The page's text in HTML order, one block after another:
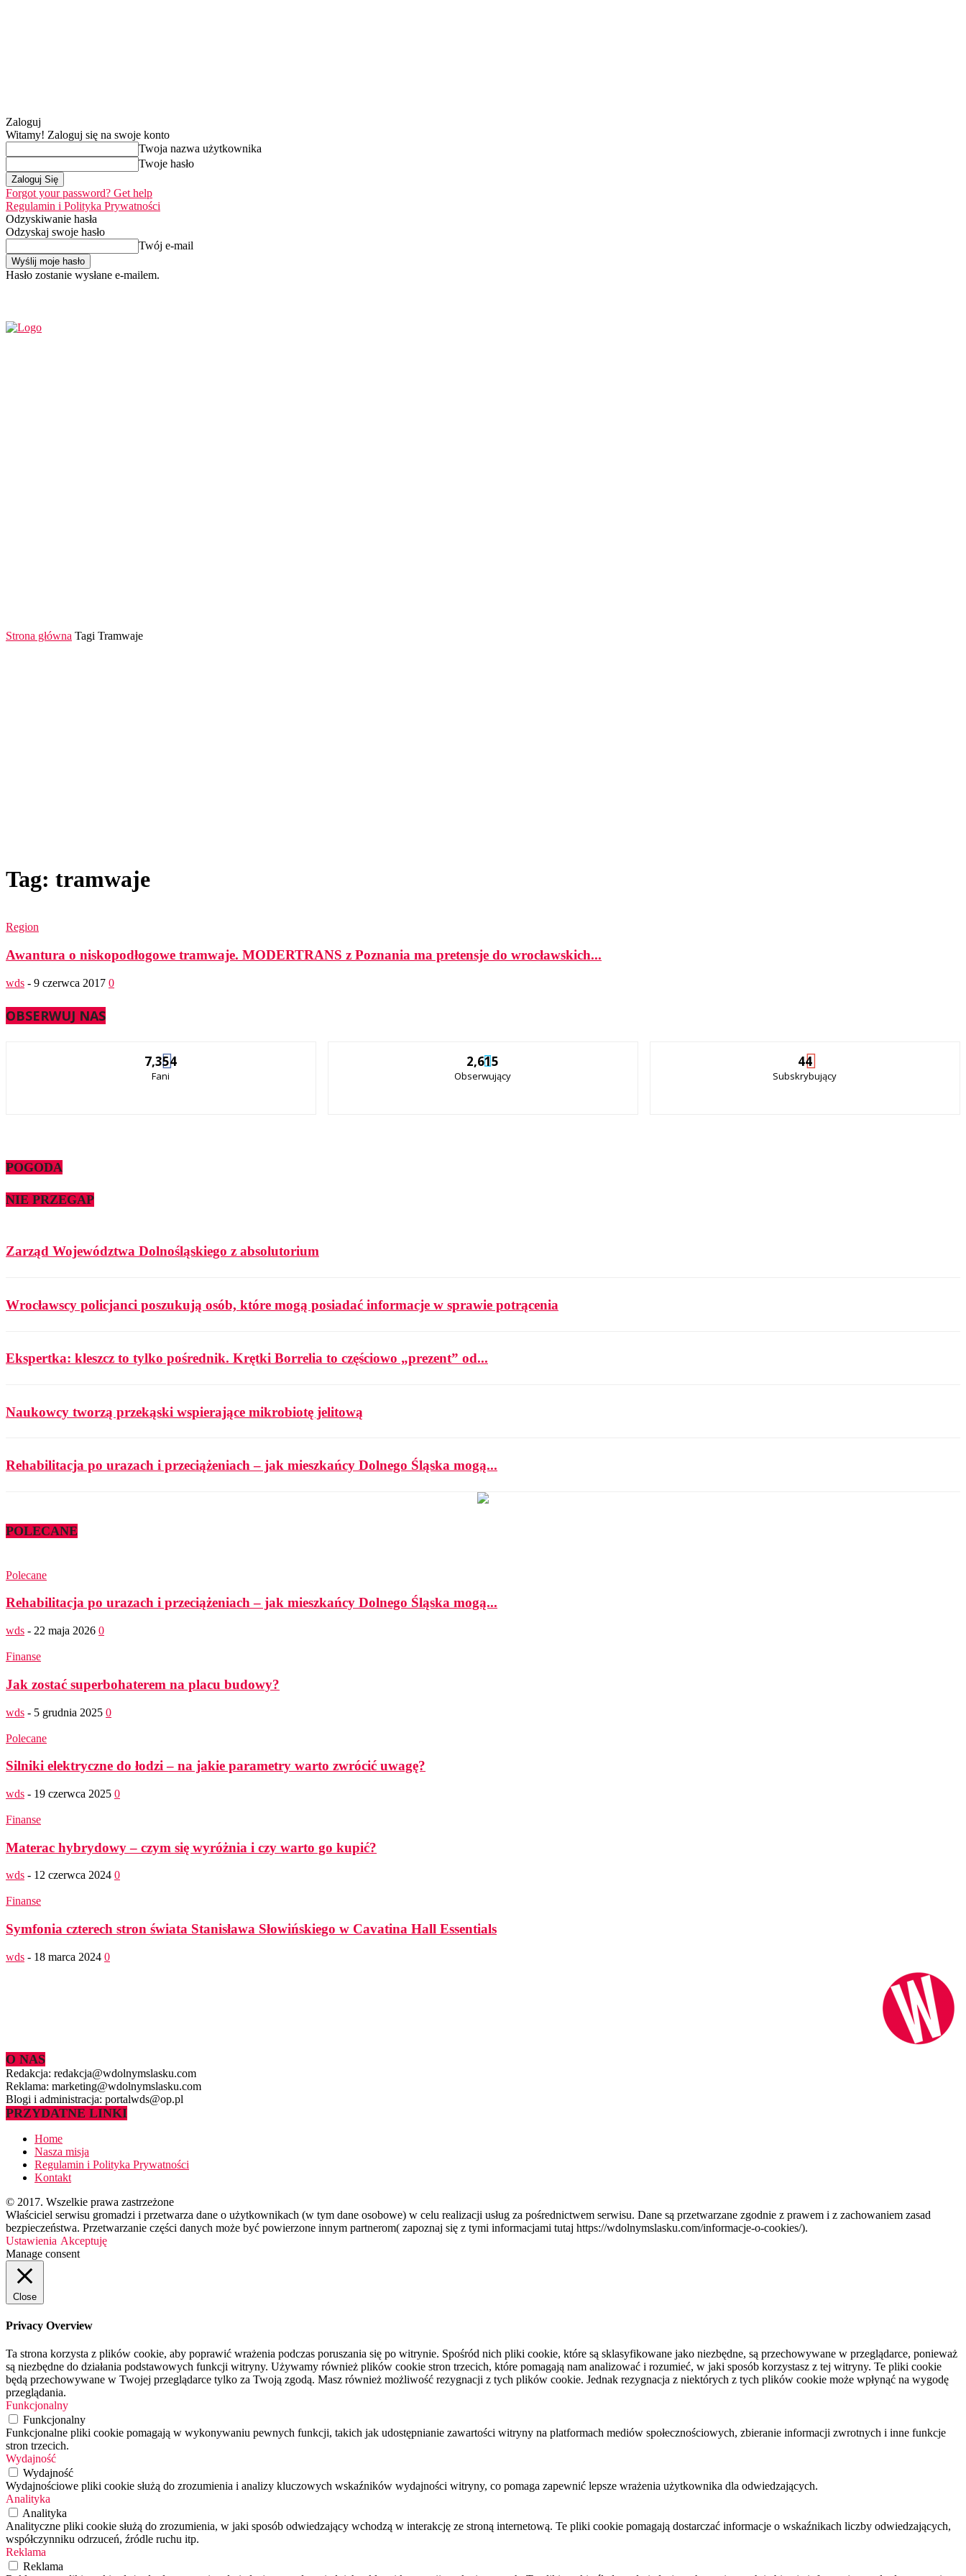
Zaloguj
Witamy! Zaloguj się na swoje konto
Twoja nazwa użytkownika
Twoje hasło
Forgot your password? Get help
Regulamin i Polityka Prywatności
Odzyskiwanie hasła
Odzyskaj swoje hasło
Twój e-mail
Hasło zostanie wysłane e-mailem.
Strona główna Tagi Tramwaje
Tag: tramwaje
Region
Awantura o niskopodłogowe tramwaje. MODERTRANS z Poznania ma pretensje do wrocławskich...
wds - 9 czerwca 2017 0
OBSERWUJ NAS
7,354
Fani
2,615
Obserwujący
44
Subskrybujący
POGODA
NIE PRZEGAP
Zarząd Województwa Dolnośląskiego z absolutorium
Wrocławscy policjanci poszukują osób, które mogą posiadać informacje w sprawie potrącenia
Ekspertka: kleszcz to tylko pośrednik. Krętki Borrelia to częściowo „prezent” od...
Naukowcy tworzą przekąski wspierające mikrobiotę jelitową
Rehabilitacja po urazach i przeciążeniach – jak mieszkańcy Dolnego Śląska mogą...
POLECANE
Polecane
Rehabilitacja po urazach i przeciążeniach – jak mieszkańcy Dolnego Śląska mogą...
wds - 22 maja 2026 0
Finanse
Jak zostać superbohaterem na placu budowy?
wds - 5 grudnia 2025 0
Polecane
Silniki elektryczne do łodzi – na jakie parametry warto zwrócić uwagę?
wds - 19 czerwca 2025 0
Finanse
Materac hybrydowy – czym się wyróżnia i czy warto go kupić?
wds - 12 czerwca 2024 0
Finanse
Symfonia czterech stron świata Stanisława Słowińskiego w Cavatina Hall Essentials
wds - 18 marca 2024 0
O NAS
Redakcja: redakcja@wdolnymslasku.com
Reklama: marketing@wdolnymslasku.com
Blogi i administracja: portalwds@op.pl
PRZYDATNE LINKI
Home
Nasza misja
Regulamin i Polityka Prywatności
Kontakt
© 2017. Wszelkie prawa zastrzeżone
Właściciel serwisu gromadzi i przetwarza dane o użytkownikach (w tym dane osobowe) w celu realizacji usług za pośrednictwem serwisu. Dane są przetwarzane zgodnie z prawem i z zachowaniem zasad
bezpieczeństwa. Przetwarzanie części danych może być powierzone innym partnerom( zapoznaj się z tymi informacjami tutaj https://wdolnymslasku.com/informacje-o-cookies/).
Ustawienia Akceptuję
Manage consent
Close
Privacy Overview
Ta strona korzysta z plików cookie, aby poprawić wrażenia podczas poruszania się po witrynie. Spośród nich pliki cookie, które są sklasyfikowane jako niezbędne, są przechowywane w przeglądarce, ponieważ
są niezbędne do działania podstawowych funkcji witryny. Używamy również plików cookie stron trzecich, które pomagają nam analizować i rozumieć, w jaki sposób korzystasz z tej witryny. Te pliki cookie
będą przechowywane w Twojej przeglądarce tylko za Twoją zgodą. Masz również możliwość rezygnacji z tych plików cookie. Jednak rezygnacja z niektórych z tych plików cookie może wpłynąć na wygodę
przeglądania.
Funkcjonalny
Funkcjonalny
Funkcjonalne pliki cookie pomagają w wykonywaniu pewnych funkcji, takich jak udostępnianie zawartości witryny na platformach mediów społecznościowych, zbieranie informacji zwrotnych i inne funkcje
stron trzecich.
Wydajność
Wydajność
Wydajnościowe pliki cookie służą do zrozumienia i analizy kluczowych wskaźników wydajności witryny, co pomaga zapewnić lepsze wrażenia użytkownika dla odwiedzających.
Analityka
Analityka
Analityczne pliki cookie służą do zrozumienia, w jaki sposób odwiedzający wchodzą w interakcję ze stroną internetową. Te pliki cookie pomagają dostarczać informacje o wskaźnikach liczby odwiedzających,
współczynniku odrzuceń, źródle ruchu itp.
Reklama
Reklama